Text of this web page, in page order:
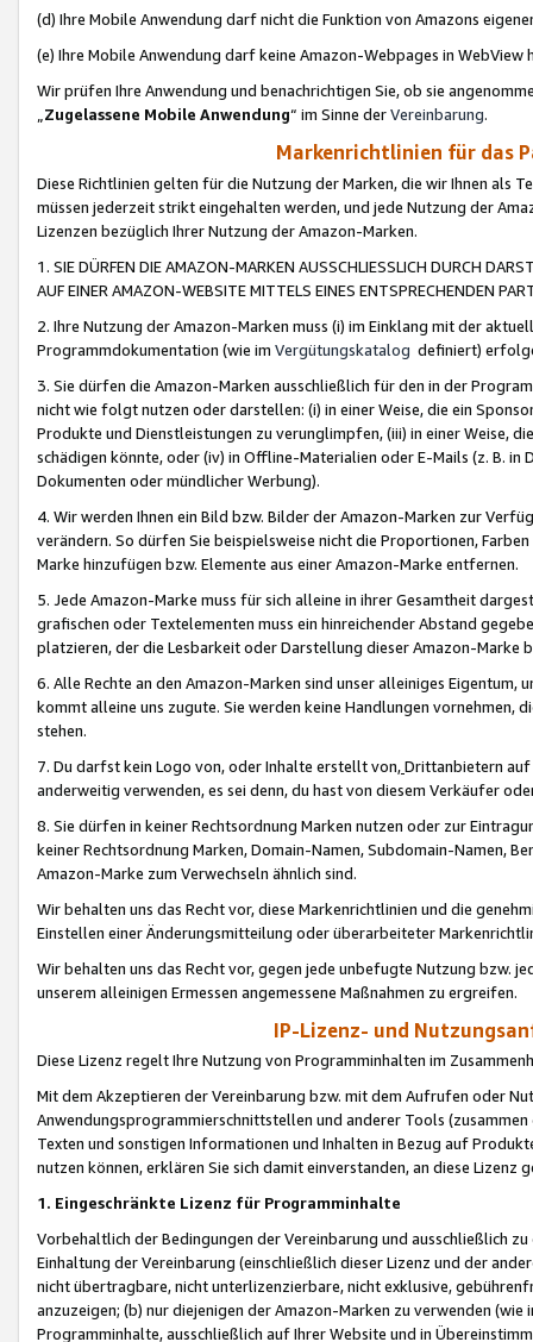
(d) Ihre Mobile Anwendung darf nicht die Funktion von Amazons
(e) Ihre Mobile Anwendung darf keine Amazon-Webpages in WebView
Wir prüfen Ihre Anwendung und benachrichtigen Sie, ob sie
„Zugelassene Mobile Anwendung“ im Sinne derVereinbarung.
Markenrichtlinien für das
Diese Richtlinien gelten für die Nutzung der Marken, die wir Ihnen als
müssen jederzeit strikt eingehalten werden, und jede Nutzung der
Lizenzen bezüglich Ihrer Nutzung der Amazon-Marken.
1. SIE DÜRFEN DIE AMAZON-MARKEN AUSSCHLIESSLICH DURCH
AUF EINER AMAZON-WEBSITE MITTELS EINES ENTSPRECHENDEN
2. Ihre Nutzung der Amazon-Marken muss (i) im Einklang mit der
Programmdokumentation (wie im Vergütungskatalog definiert)
3. Sie dürfen die Amazon-Marken ausschließlich für den in der
nicht wie folgt nutzen oder darstellen: (i) in einer Weise, die ein
Produkte und Dienstleistungen zu verunglimpfen, (iii) in einer Weise,
schädigen könnte, oder (iv) in Offline-Materialien oder E-Mails (z. B. in
Dokumenten oder mündlicher Werbung).
4. Wir werden Ihnen ein Bild bzw. Bilder der Amazon-Marken zur
verändern. So dürfen Sie beispielsweise nicht die Proportionen,
Marke hinzufügen bzw. Elemente aus einer Amazon-Marke entfernen.
5. Jede Amazon-Marke muss für sich alleine in ihrer Gesamtheit
grafischen oder Textelementen muss ein hinreichender Abstand
platzieren, der die Lesbarkeit oder Darstellung dieser Amazon-Marke
6. Alle Rechte an den Amazon-Marken sind unser alleiniges
kommt alleine uns zugute. Sie werden keine Handlungen vornehmen,
stehen.
7. Du darfst kein Logo von, oder Inhalte erstellt von,Drittanbietern auf
anderweitig verwenden, es sei denn, du hast von diesem Verkäufer
8. Sie dürfen in keiner Rechtsordnung Marken nutzen oder zur
keiner Rechtsordnung Marken, Domain-Namen, Subdomain-Namen,
Amazon-Marke zum Verwechseln ähnlich sind.
Wir behalten uns das Recht vor, diese Markenrichtlinien und die
Einstellen einer Änderungsmitteilung oder überarbeiteter
Wir behalten uns das Recht vor, gegen jede unbefugte Nutzung bzw.
unserem alleinigen Ermessen angemessene Maßnahmen zu ergreifen.
IP-Lizenz- und
Diese Lizenz regelt Ihre Nutzung von Programminhalten im
Mit dem Akzeptieren der Vereinbarung bzw. mit dem Aufrufen oder
Anwendungsprogrammierschnittstellen und anderer Tools (zusammen
Texten und sonstigen Informationen und Inhalten in Bezug auf
nutzen können, erklären Sie sich damit einverstanden, an diese Lizenz
1. Eingeschränkte Lizenz für Programminhalte
Vorbehaltlich der Bedingungen der Vereinbarung und ausschließlich
Einhaltung der Vereinbarung (einschließlich dieser Lizenz und der
nicht übertragbare, nicht unterlizenzierbare, nicht exklusive,
anzuzeigen; (b) nur diejenigen der Amazon-Marken zu verwenden
Programminhalte, ausschließlich auf Ihrer Website und in